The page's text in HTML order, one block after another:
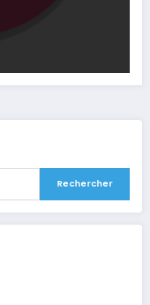
Rechercher